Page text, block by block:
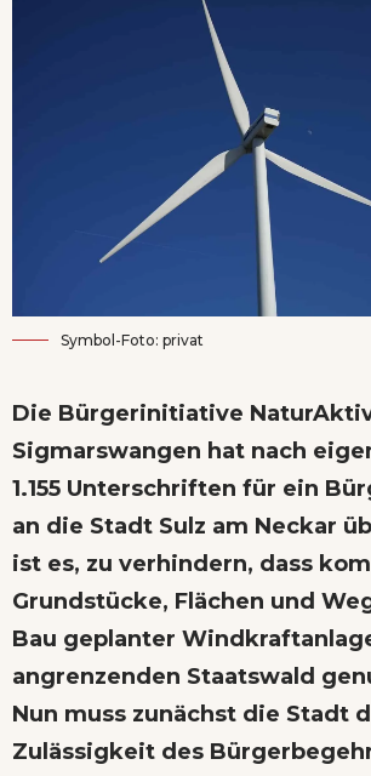
Symbol-Foto: privat
Die Bürgerinitiative
Sigmarswangen hat nach
1.155 Unterschriften für ein
an die Stadt Sulz am Neckar
ist es, zu verhindern, dass
Grundstücke, Flächen und
Bau geplanter
angrenzenden Staatswald
Nun muss zunächst die Stadt
Zulässigkeit des